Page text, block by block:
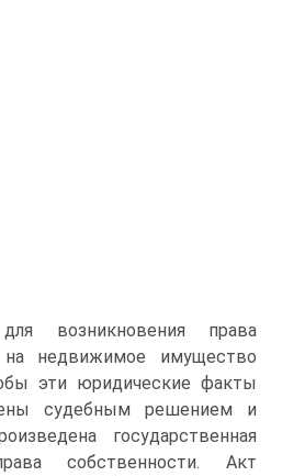
возникновения права
на недвижимое имущество
эти юридические факты
судебным решением и
государственная
собственности. Акт